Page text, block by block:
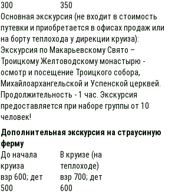
300
350
Основная экскурсия (не входит в стоимость
путевки и приобретается в офисах продаж или
на борту теплохода у дирекции круиза):
Экскурсия по Макарьевскому Свято –
Троицкому Желтоводскому монастырю -
осмотр и посещение Троицкого собора,
Михайлоархангельской и Успенской церквей.
Продолжительность - 1 час. Экскурсия
предоставляется при наборе группы от 10
человек!
Дополнительная экскурсия на страусиную
ферму
До начала
круиза
взр 600; дет
500
В круизе (на
теплоходе)
взр 700; дет
600